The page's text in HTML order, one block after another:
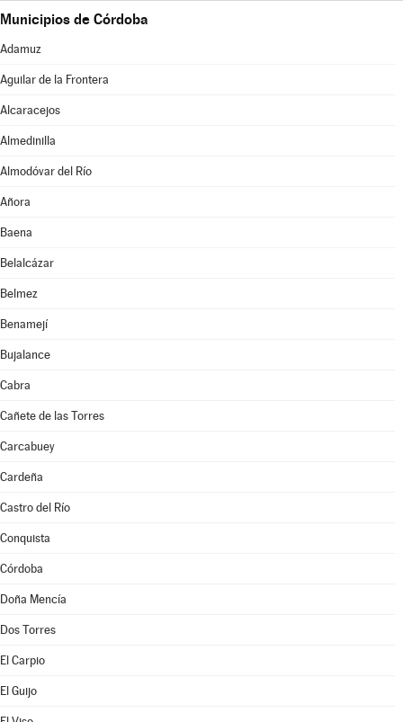
Municipios de Córdoba
Adamuz
Aguilar de la Frontera
Alcaracejos
Almedinilla
Almodóvar del Río
Añora
Baena
Belalcázar
Belmez
Benamejí
Bujalance
Cabra
Cañete de las Torres
Carcabuey
Cardeña
Castro del Río
Conquista
Córdoba
Doña Mencía
Dos Torres
El Carpio
El Guijo